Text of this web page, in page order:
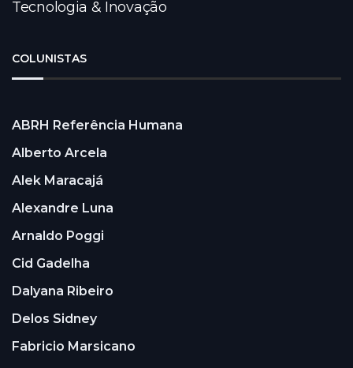
Tecnologia & Inovação
COLUNISTAS
ABRH Referência Humana
Alberto Arcela
Alek Maracajá
Alexandre Luna
Arnaldo Poggi
Cid Gadelha
Dalyana Ribeiro
Delos Sidney
Fabricio Marsicano